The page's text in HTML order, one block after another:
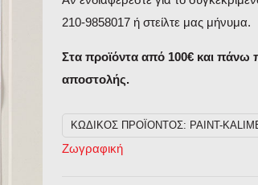
210-9858017 ή στείλτε μας μήνυμα.
Στα προϊόντα από 100€ και πάνω
αποστολής.
ΚΩΔΙΚΌΣ ΠΡΟΪΌΝΤΟΣ: PAINT-
Ζωγραφική